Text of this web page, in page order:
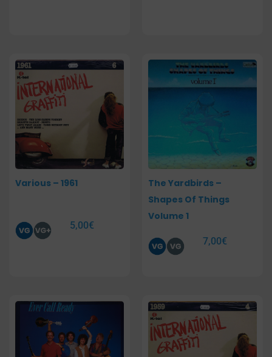
Various – 1961
5,00€
The Yardbirds –
Shapes Of Things
Volume 1
7,00€